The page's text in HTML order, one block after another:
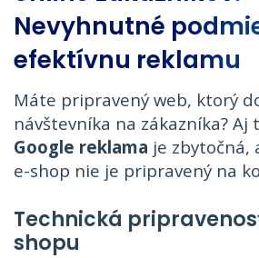
Nevyhnutné
efektívnu reklamu
Máte pripravený web, ktorý
návštevníka na zákazníka? Aj
Google reklama je zbytočná,
e-shop nie je pripravený na
Technická
shopu